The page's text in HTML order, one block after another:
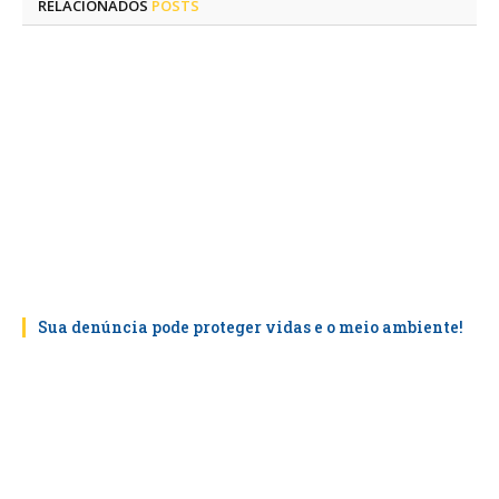
RELACIONADOS POSTS
Sua denúncia pode proteger vidas e o meio ambiente!